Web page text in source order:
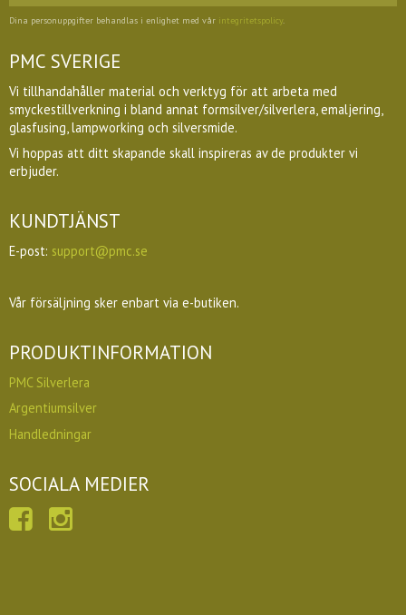
Dina personuppgifter behandlas i enlighet med vår integritetspolicy.
PMC SVERIGE
Vi tillhandahåller material och verktyg för att arbeta med
smyckestillverkning i bland annat formsilver/silverlera, emaljering,
glasfusing, lampworking och silversmide.
Vi hoppas att ditt skapande skall inspireras av de produkter vi
erbjuder.
KUNDTJÄNST
E-post: support@pmc.se
Vår försäljning sker enbart via e-butiken.
PRODUKTINFORMATION
PMC Silverlera
Argentiumsilver
Handledningar
SOCIALA MEDIER